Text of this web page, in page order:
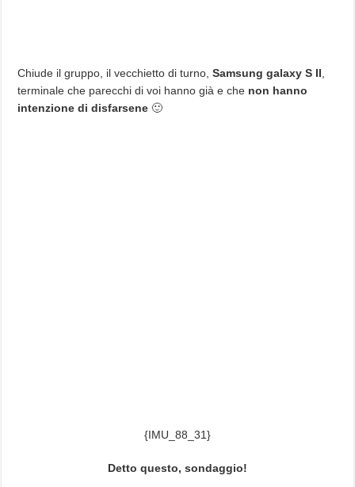
Chiude il gruppo, il vecchietto di turno,Samsung galaxy S II
terminale che parecchi di voi hanno già e che non hanno
intenzione di disfarsene 🙂
{IMU_88_31}
Detto questo, sondaggio!